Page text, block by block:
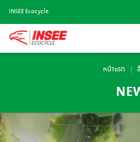
INSEE Ecocycle
หน้าแรก